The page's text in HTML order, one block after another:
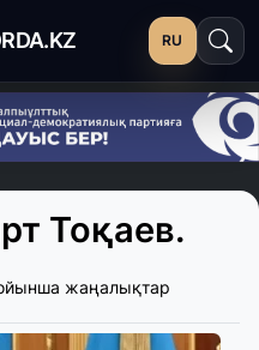
RU
Тоқаев.
жаңалықтар